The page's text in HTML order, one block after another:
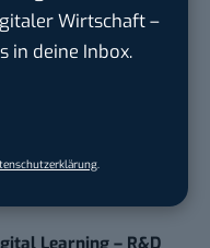
Wirtschaft –
in deine Inbox.
.
(m/w/d)
mbHin
Learning – R&D